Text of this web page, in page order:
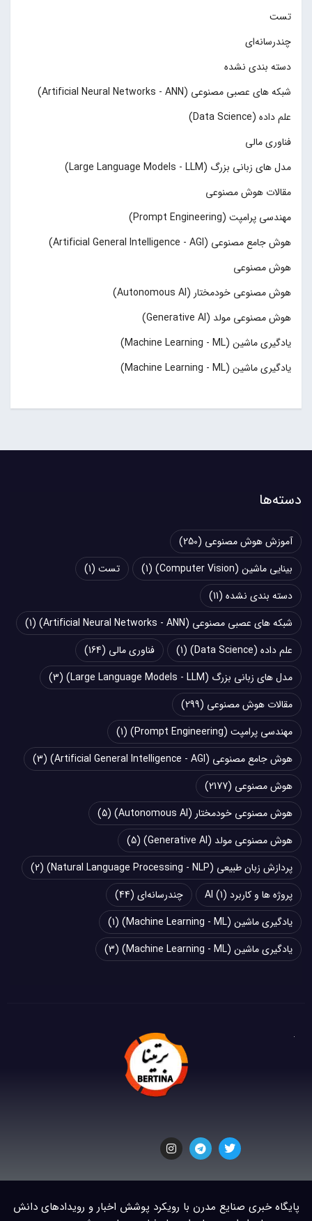
تست
چند‌‌رسانه‌ای
دسته بندی نشده
شبکه های عصبی مصنوعی (Artificial Neural Networks - ANN)
علم داده (Data Science)
فناوری مالی
مدل های زبانی بزرگ (Large Language Models - LLM)
مقالات هوش مصنوعی
مهندسی پرامپت (Prompt Engineering)
هوش جامع مصنوعی (Artificial General Intelligence - AGI)
هوش مصنوعی
هوش مصنوعی خودمختار (Autonomous AI)
هوش مصنوعی مولد (Generative AI)
یادگیری ماشین (Machine Learning - ML)
یادگیری ماشین (Machine Learning - ML)
دسته‌ها
آموزش هوش مصنوعی (250)
بینایی ماشین (Computer Vision)
(1) تست (1)
دسته بندی نشده (11)
شبکه های عصبی مصنوعی (Artificial Neural Networks - ANN)
(1)
علم داده (Data Science)
(1) فناوری مالی (164)
مدل های زبانی بزرگ (Large Language Models - LLM)
(3)
مقالات هوش مصنوعی (299)
مهندسی پرامپت (Prompt Engineering)
(1)
هوش جامع مصنوعی (Artificial General Intelligence - AGI)
(3)
هوش مصنوعی (2177)
هوش مصنوعی خودمختار (Autonomous AI)
(5)
هوش مصنوعی مولد (Generative AI)
(5)
پردازش زبان طبیعی (Natural Language Processing - NLP)
(2)
پروژه ها و کاربرد AI (1) چند‌‌رسانه‌ای (44)
یادگیری ماشین (Machine Learning - ML)
(1)
یادگیری ماشین (Machine Learning - ML)
(3)
پایگاه خبری صنایع مدرن با رویکرد پوشش اخبار و رویدادهای دانش